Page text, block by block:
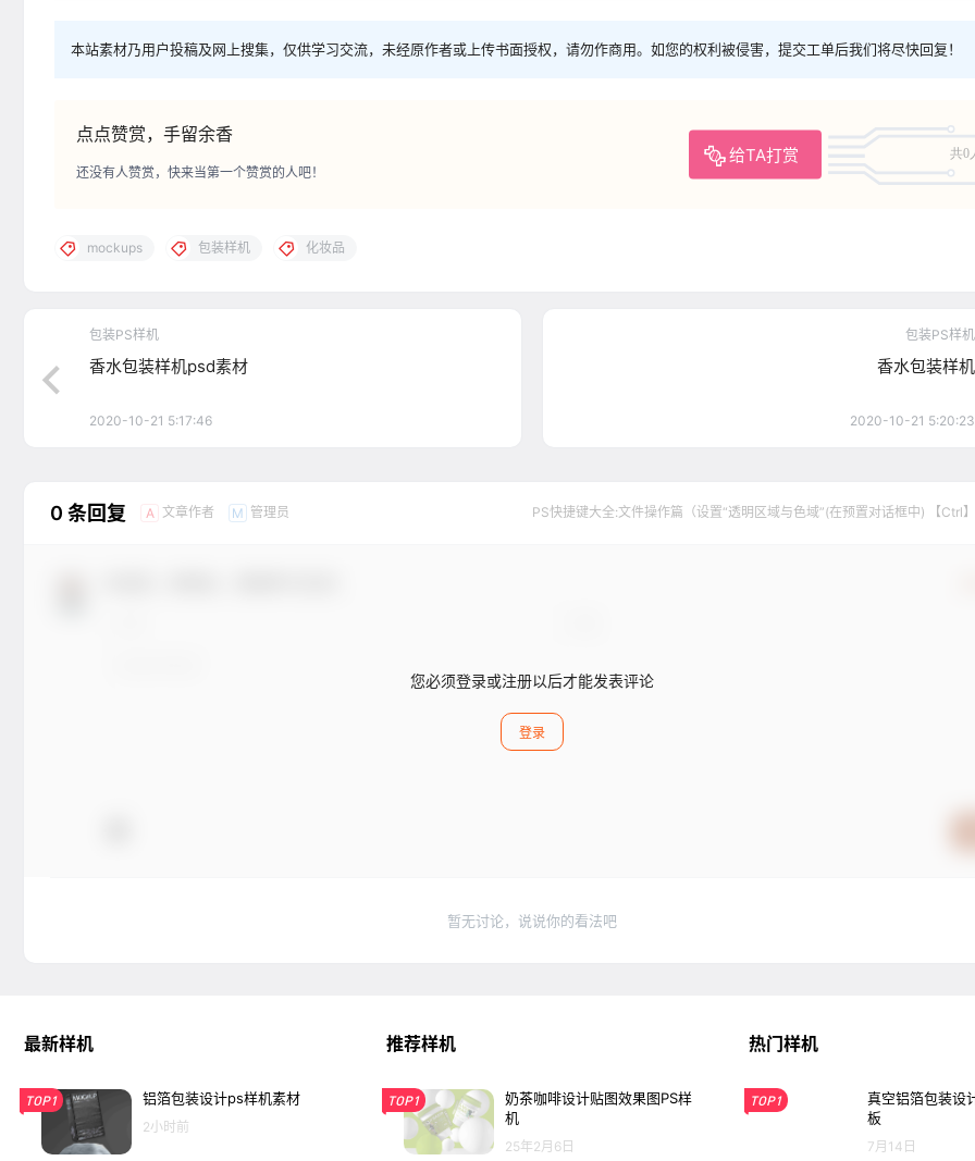
本站素材乃用户投稿及网上搜集，仅供学习交流，未经原作者或上传书面授权，请勿作商用。如您的权利被侵害，提交工单后我们将尽快回复！
点点赞赏，手留余香
给TA打赏 共0
还没有人赞赏，快来当第一个赞赏的人吧！
mockups 包装样机 化妆品
包装PS样机
香水包装样机psd素材
2020-10-21 5:17:46
包装PS样机
香水包装样机
2020-10-21 5:20:23
0 条回复 A 文章作者 M 管理员
PS快捷键大全:文件操作篇（设置“透明区域与色域”(在预置对话框中) 【Ctrl】
您必须登录或注册以后才能发表评论
登录
暂无讨论，说说你的看法吧
最新样机
TOP1 铝箔包装设计ps样机素材
2小时前
推荐样机
TOP1
奶茶咖啡设计贴图效果图PS样
机
25年2月6日
热门样机
TOP1
真空铝箔包装设
板
7月14日